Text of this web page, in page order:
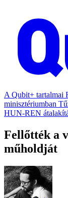
A Qubit+ tartalmai
minisztériumban
HUN-REN
Fellőtték a
műholdját